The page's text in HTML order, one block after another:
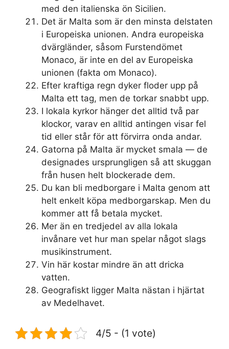
med den italienska ön Sicilien.
Det är Malta som är den minsta delstaten
i Europeiska unionen. Andra europeiska
dvärgländer, såsom Furstendömet
Monaco, är inte en del av Europeiska
unionen (fakta om Monaco).
Efter kraftiga regn dyker floder upp på
Malta ett tag, men de torkar snabbt upp.
I lokala kyrkor hänger det alltid två par
klockor, varav en alltid antingen visar fel
tid eller står för att förvirra onda andar.
Gatorna på Malta är mycket smala — de
designades ursprungligen så att skuggan
från husen helt blockerade dem.
Du kan bli medborgare i Malta genom att
helt enkelt köpa medborgarskap. Men du
kommer att få betala mycket.
Mer än en tredjedel av alla lokala
invånare vet hur man spelar något slags
musikinstrument.
Vin här kostar mindre än att dricka
vatten.
Geografiskt ligger Malta nästan i hjärtat
av Medelhavet.
4/5 - (1 vote)